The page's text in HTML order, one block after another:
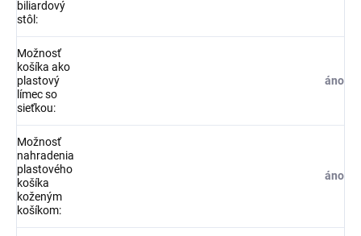
biliardový
stôl :
Možnosť
košíka ako
plastový
límec so
sieťkou:
áno
Možnosť
nahradenia
plastového
košíka
koženým
košíkom:
áno